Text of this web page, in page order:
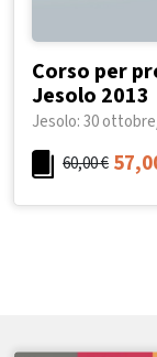
Corso per
Jesolo 2013
Jesolo: 30
60,00€